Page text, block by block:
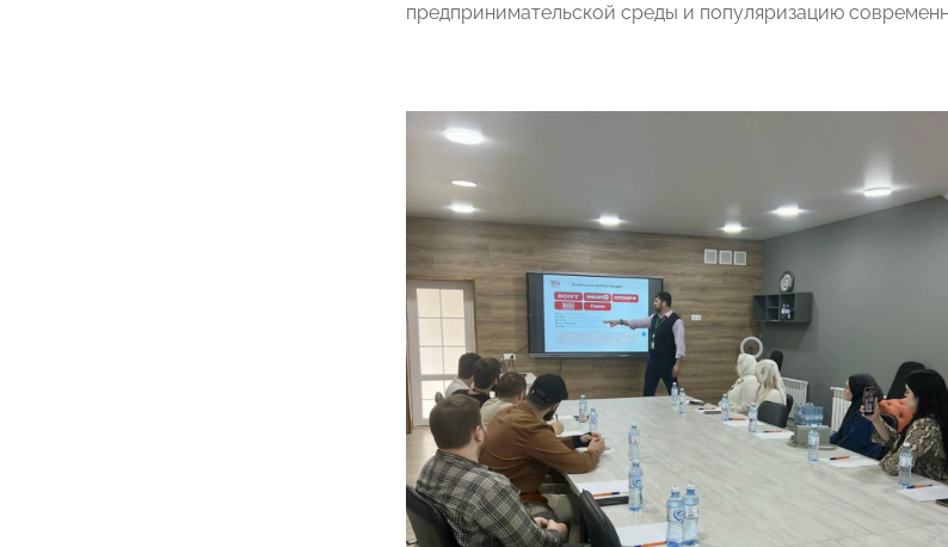
предпринимательской среды и популяризацию